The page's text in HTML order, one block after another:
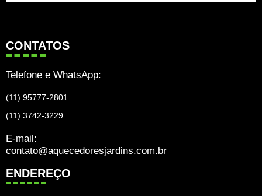
CONTATOS
Telefone e WhatsApp:
(11) 95777-2801
(11) 3742-3229
E-mail:
contato@aquecedoresjardins.com.br
ENDEREÇO